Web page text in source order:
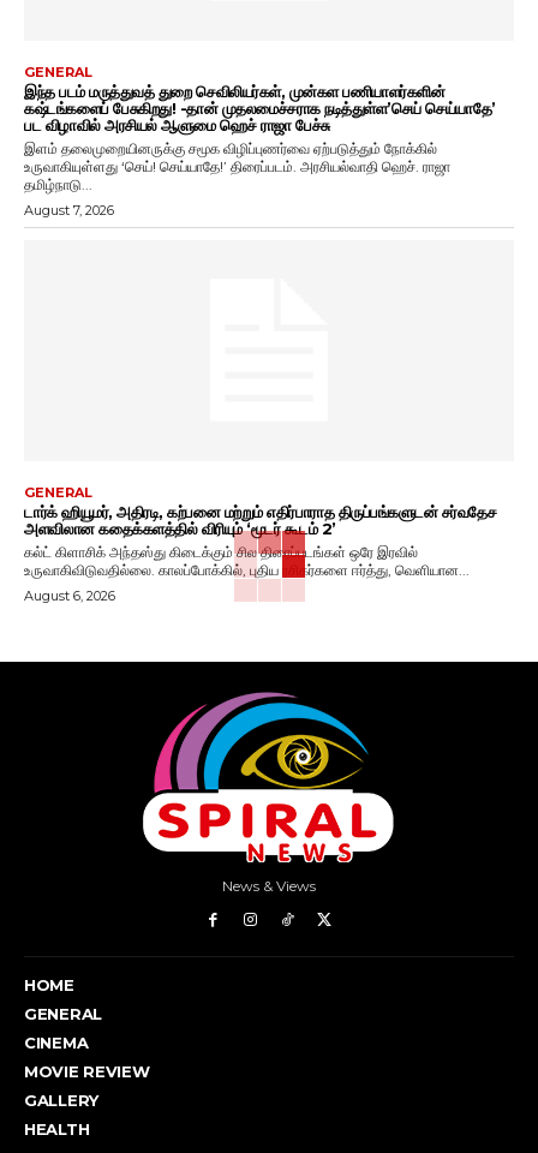
GENERAL
இந்த படம் மருத்துவத் துறை செவிலியர்கள், முன்கள பணியாளர்களின்
கஷ்டங்களைப் பேசுகிறது! -தான் முதலமைச்சராக நடித்துள்ள’செய் செய்யாதே’
பட விழாவில் அரசியல் ஆளுமை ஹெச் ராஜா பேச்சு
இளம் தலைமுறையினருக்கு சமூக விழிப்புணர்வை ஏற்படுத்தும் நோக்கில்
உருவாகியுள்ளது ‘செய்! செய்யாதே!’ திரைப்படம். அரசியல்வாதி ஹெச். ராஜா
தமிழ்நாடு...
August 7, 2026
GENERAL
டார்க் ஹியூமர், அதிரடி, கற்பனை மற்றும் எதிர்பாராத திருப்பங்களுடன் சர்வதேச
அளவிலான கதைக்களத்தில் விரியும் ‘மூடர் கூடம் 2’
கல்ட் கிளாசிக் அந்தஸ்து கிடைக்கும் சில திரைப்படங்கள் ஒரே இரவில்
உருவாகிவிடுவதில்லை. காலப்போக்கில், புதிய ரசிகர்களை ஈர்த்து, வெளியான...
August 6, 2026
News & Views
HOME
GENERAL
CINEMA
MOVIE REVIEW
GALLERY
HEALTH